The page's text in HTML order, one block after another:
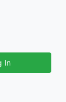
In